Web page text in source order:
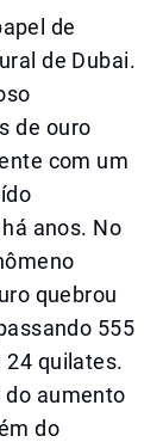
de
de Dubai.
de ouro
com um
anos. No
quebrou
555
24 quilates.
do aumento
do